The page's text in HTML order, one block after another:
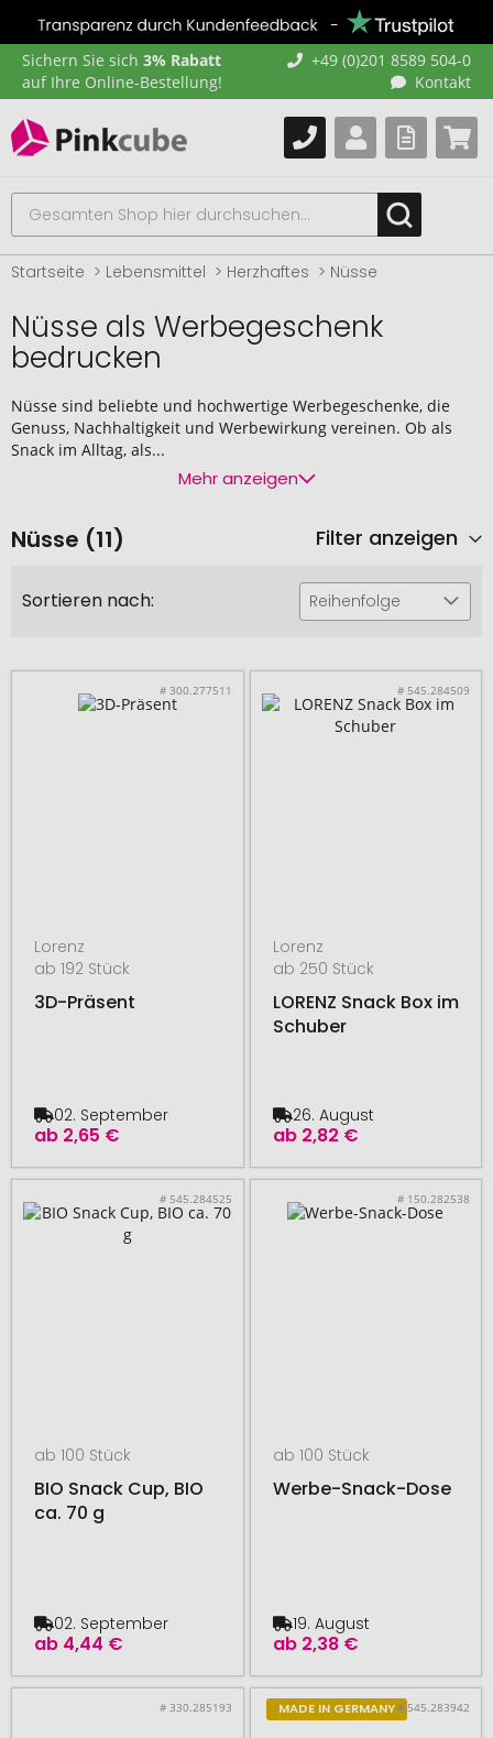
Sichern Sie sich 3% Rabatt
auf Ihre Online-Bestellung!
+49 (0)201 8589 504-0
Kontakt
Startseite Lebensmittel Herzhaftes Nüsse
Nüsse als Werbegeschenk
bedrucken
Nüsse sind beliebte und hochwertige Werbegeschenke, die
Genuss, Nachhaltigkeit und Werbewirkung vereinen. Ob als
Snack im Alltag, als...
Mehr anzeigen
Nüsse (11) Filter anzeigen
Sortieren nach: Reihenfolge
# 300.277511
Lorenz
ab 192 Stück
3D-Präsent
ab 2,65 €
02. September
# 545.284509
Lorenz
ab 250 Stück
LORENZ Snack Box im
Schuber
ab 2,82 €
26. August
# 545.284525
ab 100 Stück
BIO Snack Cup, BIO
ca. 70 g
ab 4,44 €
02. September
# 150.282538
ab 100 Stück
Werbe-Snack-Dose
ab 2,38 €
19. August
# 330.285193 MADE IN GERMANY# 545.283942